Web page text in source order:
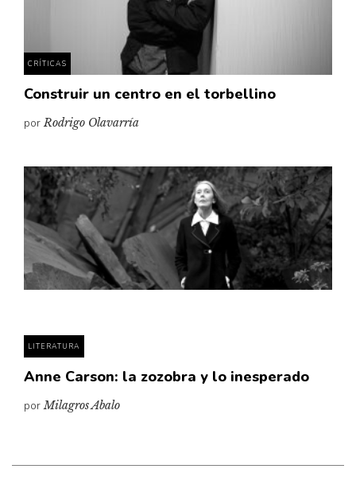
CRÍTICAS
Construir un centro en el torbellino
porRodrigo Olavarría
LITERATURA
Anne Carson: la zozobra y lo inesperado
porMilagros Abalo